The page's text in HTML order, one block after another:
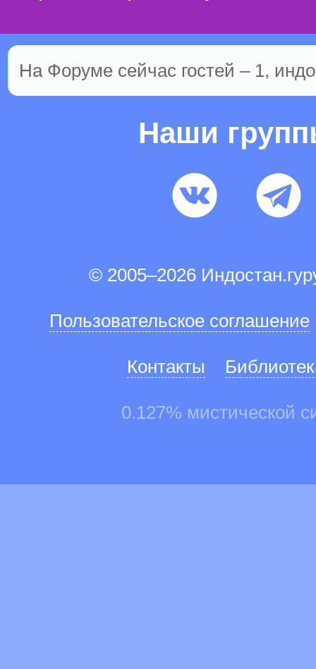
На Форуме сейчас гостей – 1,
Наши
© 2005–2026
Пользовательское соглашение
Контакты
0.127% мистической